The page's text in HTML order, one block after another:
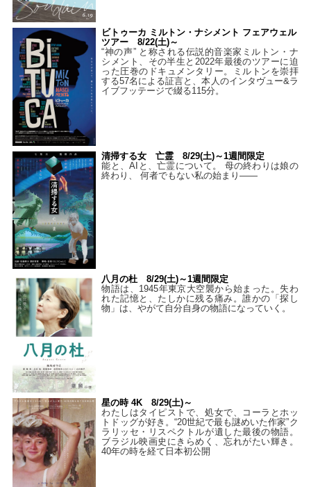
ビトゥーカ ミルトン・ナシメント フェアウェル
ツアー 8/22(土)～
“神の声” と称される伝説的音楽家ミルトン・ナ
シメント、その半生と2022年最後のツアーに迫
った圧巻のドキュメンタリー。ミルトンを崇拝
する57名による証言と、本人のインタヴュー&ラ
イブフッテージで綴る115分。
清掃する女 亡霊 8/29(土)～1週間限定
能と、AIと、亡霊について。 母の終わりは娘の
終わり、 何者でもない私の始まり――
八月の杜 8/29(土)～1週間限定
物語は、1945年東京大空襲から始まった。失わ
れた記憶と、たしかに残る痛み。誰かの「探し
物」は、やがて自分自身の物語になっていく。
星の時 4K 8/29(土)～
わたしはタイピストで、処⼥で、コーラとホッ
トドッグが好き。“20世紀で最も謎めいた作家”ク
ラリッセ・リスペクトルが遺した最後の物語。
ブラジル映画史にきらめく、忘れがたい輝き。
40年の時を経て⽇本初公開